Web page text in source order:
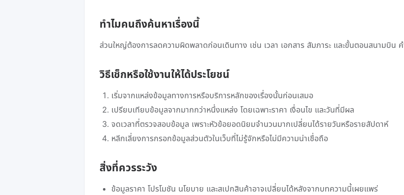
ทำไมคนถึงค้นหาเรื่องนี้
ส่วนใหญ่ต้องการลดความผิดพลาดก่อนเดินทาง เช่น เวลา เอกสาร สัมภาระ และขั้นตอนสนามบิ
วิธีเช็กหรือใช้งานให้ได้ประโยชน์
เริ่มจากแหล่งข้อมูลทางการหรือบริการหลักของเรื่องนั้นก่อนเสมอ
เปรียบเทียบข้อมูลจากมากกว่าหนึ่งแหล่ง โดยเฉพาะราคา เงื่อนไข และวันที่มีผล
จดเวลาที่ตรวจสอบข้อมูล เพราะหัวข้อยอดนิยมจำนวนมากเปลี่ยนได้รายวันหรือรายสัปดาห์
หลีกเลี่ยงการกรอกข้อมูลส่วนตัวในเว็บที่ไม่รู้จักหรือไม่มีความน่าเชื่อถือ
สิ่งที่ควรระวัง
ข้อมูลราคา โปรโมชัน นโยบาย และสเปกสินค้าอาจเปลี่ยนได้หลังจากบทความนี้เผยแพร่